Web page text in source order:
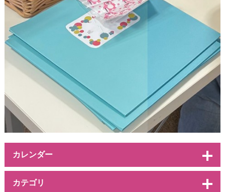
カレンダー
カテゴリ